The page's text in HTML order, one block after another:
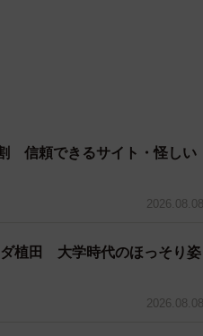
信頼できるサイト・怪しい
2026.08.08
ダ植田 大学時代のほっそり姿
2026.08.08